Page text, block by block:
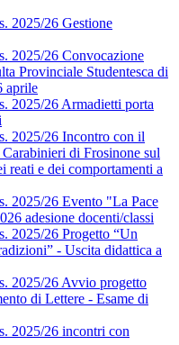
2025/26 Gestione
2025/26 Convocazione
Provinciale Studentesca di
aprile
2025/26 Armadietti porta
2025/26 Incontro con il
di Frosinone sul
reati e dei comportamenti a
2025/26 Evento "La Pace
adesione docenti/classi
2025/26 Progetto “Un
- Uscita didattica a
2025/26 Avvio progetto
di Lettere - Esame di
2025/26 incontri con